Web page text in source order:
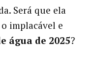
Será que ela
implacável e
água de 2025?